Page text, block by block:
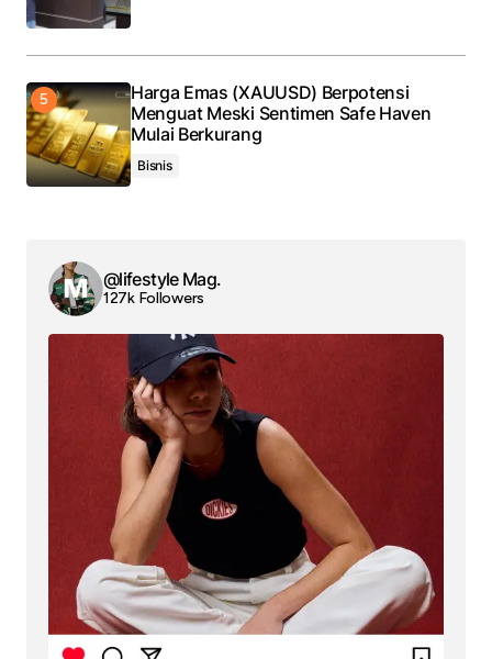
Harga Emas (XAUUSD) Berpotensi
Menguat Meski Sentimen Safe Haven
Mulai Berkurang
Bisnis
@lifestyle Mag.
127k Followers